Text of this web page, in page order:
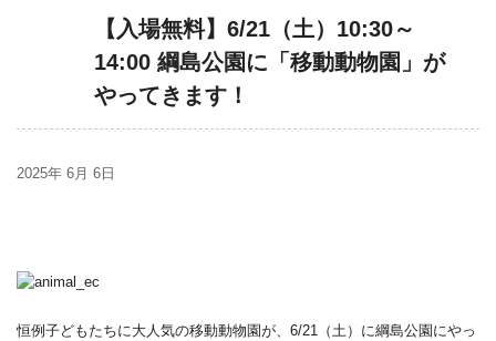
【入場無料】6/21（土）10:30～
14:00 綱島公園に「移動動物園」が
やってきます！
2025年 6月 6日
恒例子どもたちに大人気の移動動物園が、6/21（土）に綱島公園にやっ